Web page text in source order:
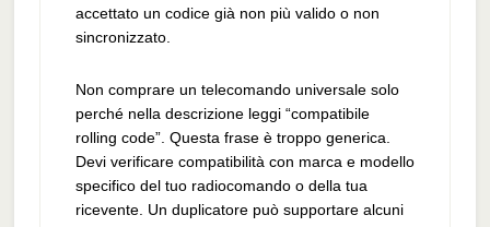
accettato un codice già non più valido o non
sincronizzato.
Non comprare un telecomando universale solo
perché nella descrizione leggi “compatibile
rolling code”. Questa frase è troppo generica.
Devi verificare compatibilità con marca e modello
specifico del tuo radiocomando o della tua
ricevente. Un duplicatore può supportare alcuni